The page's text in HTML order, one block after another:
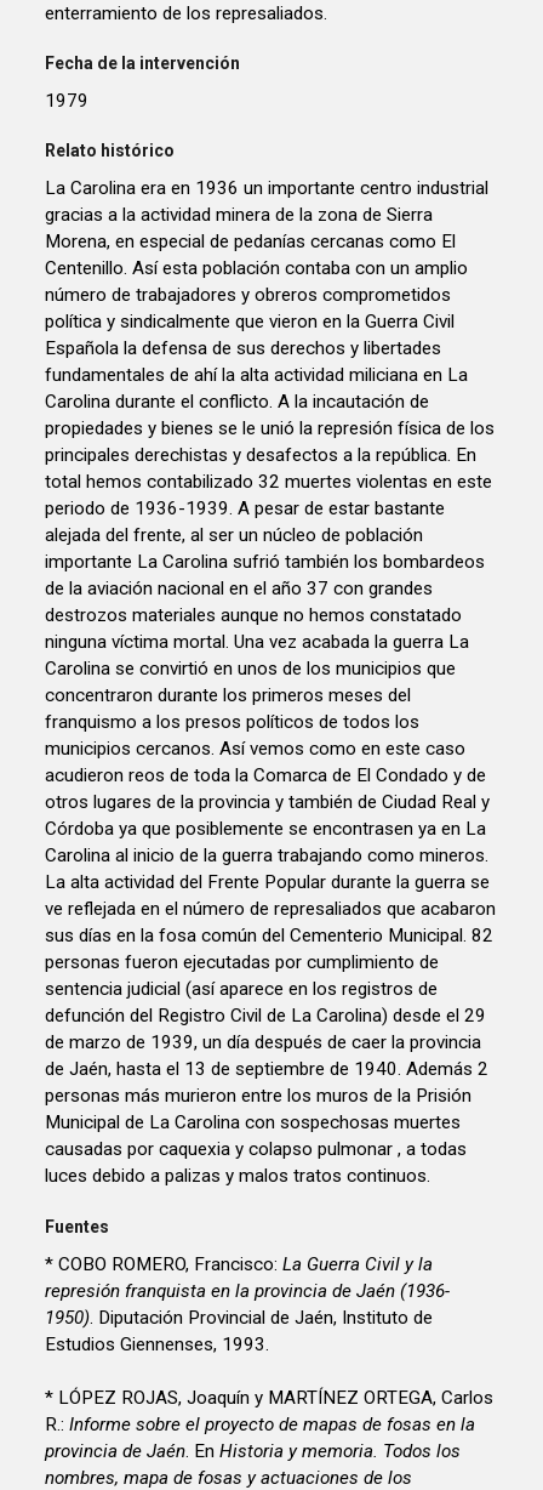
enterramiento de los represaliados.
Fecha de la intervención
1979
Relato histórico
La Carolina era en 1936 un importante centro industrial
gracias a la actividad minera de la zona de Sierra
Morena, en especial de pedanías cercanas como El
Centenillo. Así esta población contaba con un amplio
número de trabajadores y obreros comprometidos
política y sindicalmente que vieron en la Guerra Civil
Española la defensa de sus derechos y libertades
fundamentales de ahí la alta actividad miliciana en La
Carolina durante el conflicto. A la incautación de
propiedades y bienes se le unió la represión física de los
principales derechistas y desafectos a la república. En
total hemos contabilizado 32 muertes violentas en este
periodo de 1936-1939. A pesar de estar bastante
alejada del frente, al ser un núcleo de población
importante La Carolina sufrió también los bombardeos
de la aviación nacional en el año 37 con grandes
destrozos materiales aunque no hemos constatado
ninguna víctima mortal. Una vez acabada la guerra La
Carolina se convirtió en unos de los municipios que
concentraron durante los primeros meses del
franquismo a los presos políticos de todos los
municipios cercanos. Así vemos como en este caso
acudieron reos de toda la Comarca de El Condado y de
otros lugares de la provincia y también de Ciudad Real y
Córdoba ya que posiblemente se encontrasen ya en La
Carolina al inicio de la guerra trabajando como mineros.
La alta actividad del Frente Popular durante la guerra se
ve reflejada en el número de represaliados que acabaron
sus días en la fosa común del Cementerio Municipal. 82
personas fueron ejecutadas por cumplimiento de
sentencia judicial (así aparece en los registros de
defunción del Registro Civil de La Carolina) desde el 29
de marzo de 1939, un día después de caer la provincia
de Jaén, hasta el 13 de septiembre de 1940. Además 2
personas más murieron entre los muros de la Prisión
Municipal de La Carolina con sospechosas muertes
causadas por caquexia y colapso pulmonar , a todas
luces debido a palizas y malos tratos continuos.
Fuentes
* COBO ROMERO, Francisco:La Guerra Civil y la
represión franquista en la provincia de Jaén (1936-
1950). Diputación Provincial de Jaén, Instituto de
Estudios Giennenses, 1993.
* LÓPEZ ROJAS, Joaquín y MARTÍNEZ ORTEGA, Carlos
R.:Informe sobre el proyecto de mapas de fosas en la
provincia de Jaén. EnHistoria y memoria. Todos los
nombres, mapa de fosas y actuaciones de los